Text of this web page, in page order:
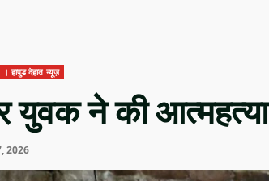
देहात न्यूज़
युवक ने की आत्महत्या
2026